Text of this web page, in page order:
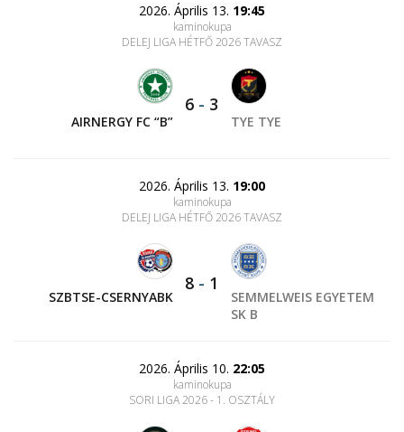
2026. Április 13. 19:45
kaminokupa
DELEJ LIGA HÉTFŐ 2026 TAVASZ
AIRNERGY FC “B”
6 - 3
TYE TYE
2026. Április 13. 19:00
kaminokupa
DELEJ LIGA HÉTFŐ 2026 TAVASZ
SZBTSE-CSERNYABK
8 - 1
SEMMELWEIS EGYETEM
SK B
2026. Április 10. 22:05
kaminokupa
SORI LIGA 2026 - 1. OSZTÁLY